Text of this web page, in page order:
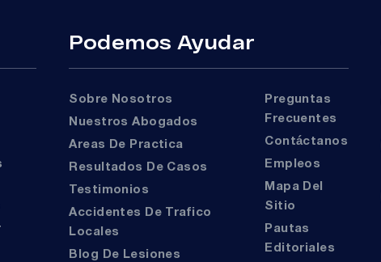
Podemos Ayudar
Sobre Nosotros
Nuestros Abogados
Areas De Practica
Resultados De Casos
Testimonios
Accidentes De Trafico
Locales
Blog De Lesiones
Preguntas
Frecuentes
Contáctanos
Empleos
Mapa Del
Sitio
Pautas
Editoriales